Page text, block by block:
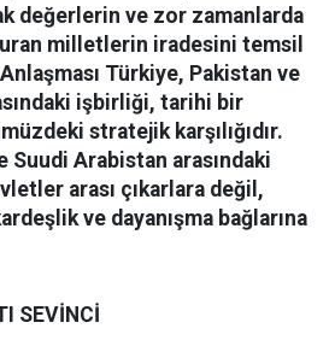
değerlerin ve zor zamanlarda
milletlerin iradesini temsil
Türkiye, Pakistan ve
işbirliği, tarihi bir
stratejik karşılığıdır.
Suudi Arabistan arasındaki
arası çıkarlara değil,
ve dayanışma bağlarına
SEVİNCİ